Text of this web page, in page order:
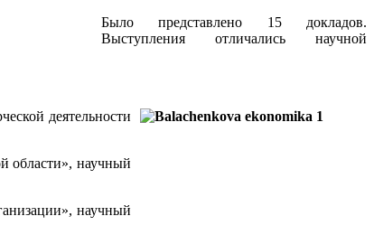
Было представлено 15 докладов.
Выступления отличались научной
деятельности
области», научный
научный